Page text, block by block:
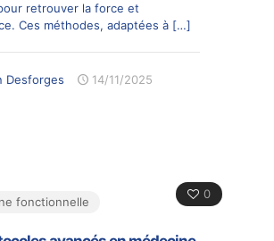
retrouver la force et
Ces méthodes, adaptées à […]
Desforges 14/11/2025
0
fonctionnelle